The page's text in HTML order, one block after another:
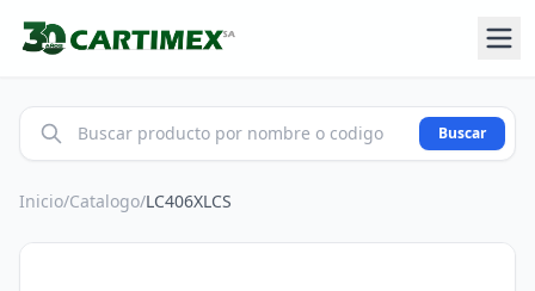
Buscar
Inicio/Catalogo/LC406XLCS